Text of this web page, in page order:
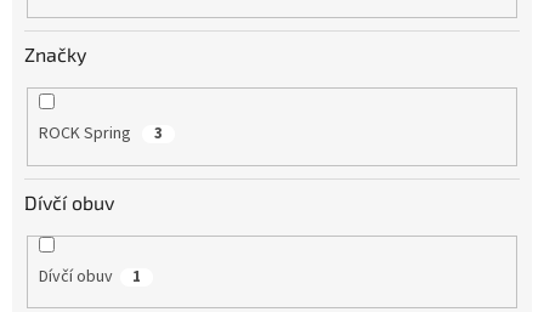
Značky
ROCK Spring 3
Dívčí obuv
Dívčí obuv 1